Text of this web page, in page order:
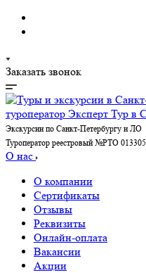
Заказать звонок
Экскурсии по Санкт-Петербургу и ЛО
Туроператор реестровый №РТО 013305
О нас
О компании
Сертификаты
Отзывы
Реквизиты
Онлайн-оплата
Вакансии
Акции